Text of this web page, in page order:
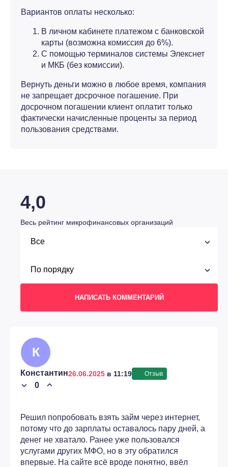
Вариантов оплаты несколько:
В личном кабинете платежом с банковской
карты (возможна комиссия до 6%).
С помощью терминалов системы Элекснет
и МКБ (без комиссии).
Вернуть деньги можно в любое время, компания
не запрещает досрочное погашение. При
досрочном погашении клиент оплатит только
фактически начисленные проценты за период
пользования средствами.
4,0
Весь рейтинг микрофинансовых организаций
НАПИСАТЬ КОММЕНТАРИЙ
К
Константин26.06.2025 в 11:19 Отзыв
› 0 ›
Решил попробовать взять займ через интернет,
потому что до зарплаты оставалось пару дней, а
денег не хватало. Ранее уже пользовался
услугами других МФО, но в эту обратился
впервые. На сайте всё вроде понятно, ввёл